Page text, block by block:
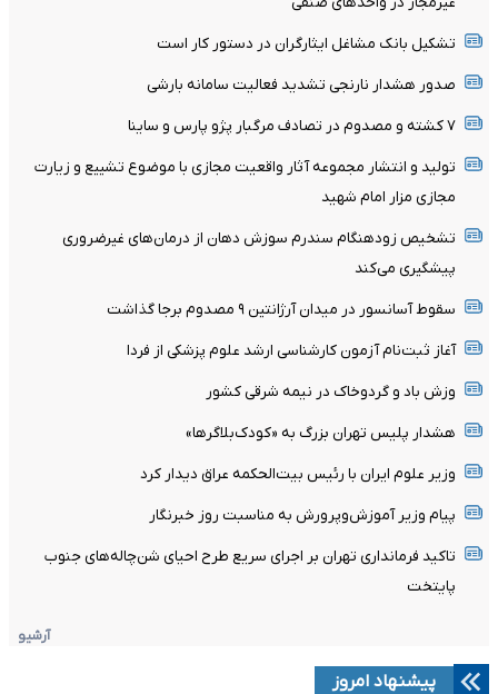
تشکیل بانک مشاغل ایثارگران در دستور کار است
صدور هشدار نارنجی تشدید فعالیت سامانه بارشی
۷ کشته و مصدوم در تصادف مرگبار پژو پارس و ساینا
تولید و انتشار مجموعه آثار واقعیت مجازی با موضوع تشییع و زیارت
مجازی مزار امام شهید
تشخیص زودهنگام سندرم سوزش دهان از درمان‌های غیرضروری
پیشگیری می‌کند
سقوط آسانسور در میدان آرژانتین ۹ مصدوم برجا گذاشت
آغاز ثبت‌نام‌ آزمون کارشناسی ارشد علوم پزشکی از فردا
وزش باد و گردوخاک در نیمه شرقی کشور
هشدار پلیس تهران بزرگ به «کودک‌بلاگرها»
وزیر علوم ایران با رئیس بیت‌الحکمه عراق دیدار کرد
پیام وزیر آموزش‌وپرورش به مناسبت روز خبرنگار
تاکید فرمانداری تهران بر اجرای سریع طرح احیای شن‌چاله‌های جنوب
پایتخت
آرشیو
پیشنهاد امروز